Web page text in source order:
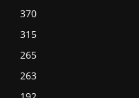
370
315
265
263